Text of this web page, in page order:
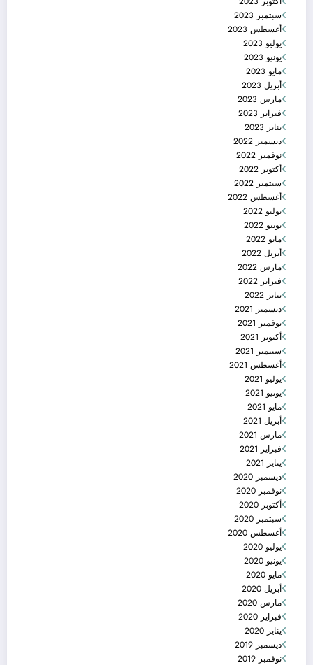
سبتمبر 2023
أغسطس 2023
يوليو 2023
يونيو 2023
مايو 2023
أبريل 2023
مارس 2023
فبراير 2023
يناير 2023
ديسمبر 2022
نوفمبر 2022
أكتوبر 2022
سبتمبر 2022
أغسطس 2022
يوليو 2022
يونيو 2022
مايو 2022
أبريل 2022
مارس 2022
فبراير 2022
يناير 2022
ديسمبر 2021
نوفمبر 2021
أكتوبر 2021
سبتمبر 2021
أغسطس 2021
يوليو 2021
يونيو 2021
مايو 2021
أبريل 2021
مارس 2021
فبراير 2021
يناير 2021
ديسمبر 2020
نوفمبر 2020
أكتوبر 2020
سبتمبر 2020
أغسطس 2020
يوليو 2020
يونيو 2020
مايو 2020
أبريل 2020
مارس 2020
فبراير 2020
يناير 2020
ديسمبر 2019
نوفمبر 2019